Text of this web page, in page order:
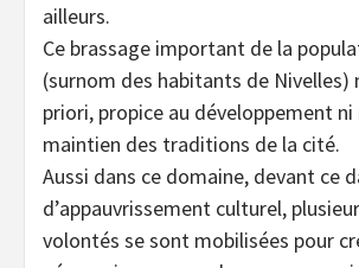
ailleurs.
Ce brassage important de la
(surnom des habitants de Nivelles)
priori, propice au développement ni
maintien des traditions de la cité.
Aussi dans ce domaine, devant ce
d’appauvrissement culturel,
volontés se sont mobilisées pour